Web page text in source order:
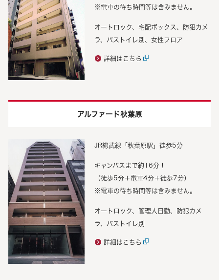
※電車の待ち時間等は含みません。
オートロック、宅配ボックス、防犯カメ
ラ、バストイレ別、女性フロア
詳細はこちら
アルファード秋葉原
JR総武線「秋葉原駅」徒歩5分
キャンパスまで約16分！
（徒歩5分＋電車4分＋徒歩7分）
※電車の待ち時間等は含みません。
オートロック、管理人日勤、防犯カメ
ラ、バストイレ別
詳細はこちら